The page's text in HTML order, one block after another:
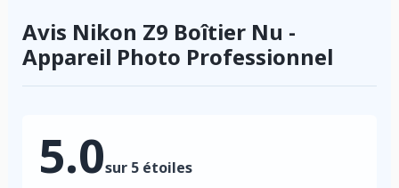
Avis Nikon Z9 Boîtier Nu -
Appareil Photo Professionnel
5.0sur 5 étoiles